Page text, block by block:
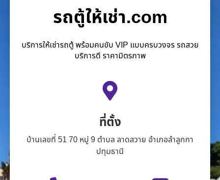
รถตู้ให้เช่า.com
บริการให้เช่ารถตู้ พร้อมคนขับ VIP แบบครบวงจร รถสวย
บริการดี ราคามิตรภาพ
ที่ตั้ง
บ้านเลขที่ 51 70 หมู่ 9 ตำบล ลาดสวาย อำเภอลำลูกกา
ปทุมธานี